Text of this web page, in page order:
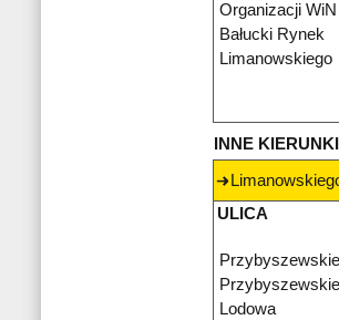
Organizacji WiN
Bałucki Rynek
Limanowskiego
INNE KIERUNKI
ULICA
Lodowa